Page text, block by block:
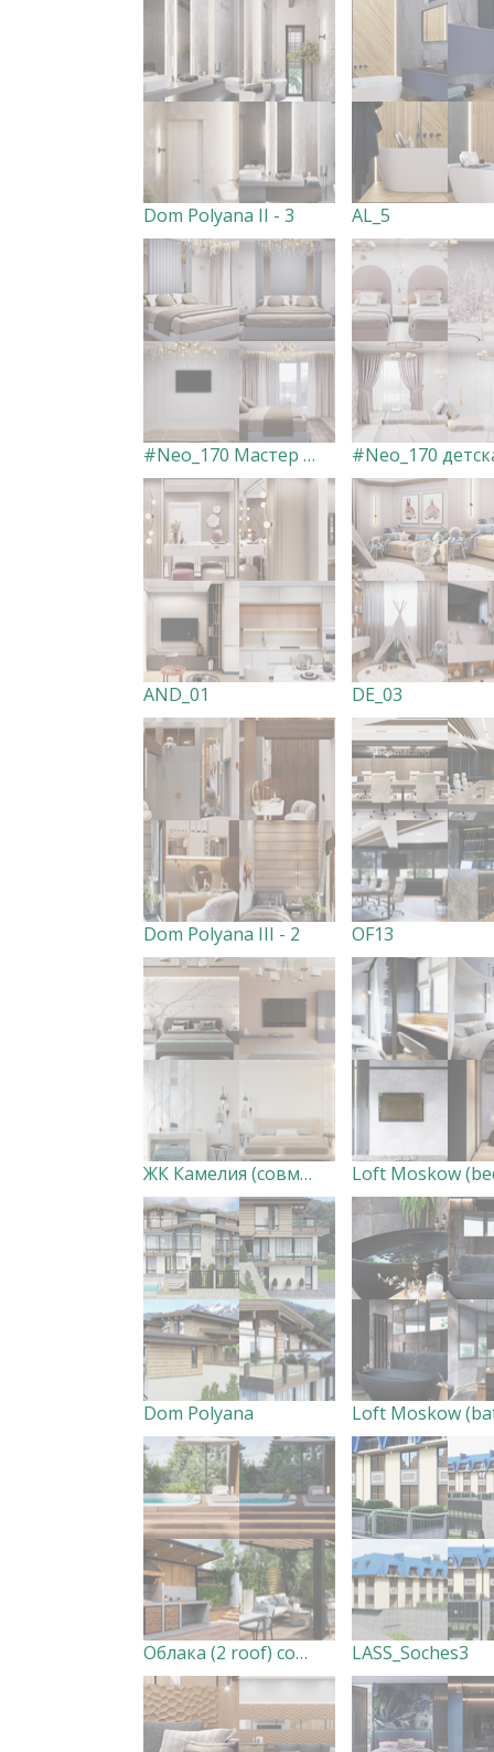
Dom Polyana II - 3 AL_5
#Neo_170 Мастер спальня
AND_01 DE_03
Dom Polyana III - 2 OF13
ЖК Камелия (совместно с дизайн-студией Creazon)
Dom Polyana
Облака (2 roof) совместно с Bascoy LASS_Soches3